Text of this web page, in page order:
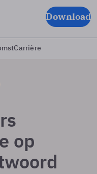
Download
Carrière
op